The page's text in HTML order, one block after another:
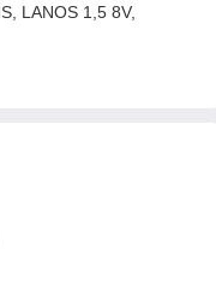
LANOS 1,5 8V,